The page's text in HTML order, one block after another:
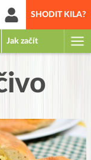
SHODIT KILA?
Jak začít